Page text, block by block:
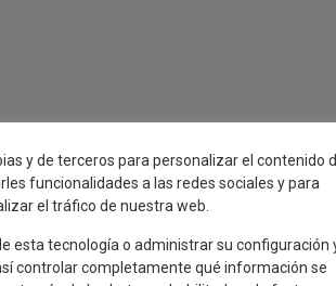
y de terceros para personalizar el contenido
funcionalidades a las redes sociales y para
el tráfico de nuestra web.
esta tecnología o administrar su configuración
controlar completamente qué información se